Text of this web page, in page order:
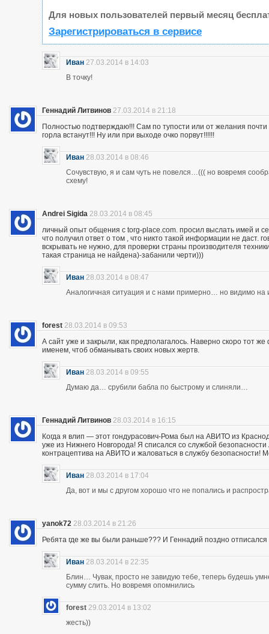
Для новых пользователей первый месяц
Зарегистрироваться в сервисе
Иван 27.03.2014 в 14:03
В точку!
Геннадий Литвинов 27.03.2014 в 21:18
Полностью подтверждаю!!! Сам по тупости или от желания
горла встанут!!! Ну или при выходе очко порвут!!!!!!
Иван 28.03.2014 в 08:46
Сочувствую, я и сам чуть не повелся…((( но вовремя
схему!
Andrei Sigida 28.03.2014 в 08:45
личный опыт общения с torg-place.com. просил выслать имей и
что получил ответ о том , что никто такой информации не
вскрывать не нужно, для проверки страны производителя
такая страница не найдена)-забанили черти)))
Иван 28.03.2014 в 08:47
Аналогичная ситуация и с нами примерно… но видимо на
forest 28.03.2014 в 09:53
А сайт уже и закрыли, как предполагалось. Наверно скоро тот
именем, чтоб обманывать своих новых жертв.
Иван 28.03.2014 в 09:55
Думаю да… срубили бабла по быстрому и слиняли…
Геннадий Литвинов 28.03.2014 в 16:15
Когда я влип — этот гондурасович-Рома был на АВИТО из
уже из Нижнего Новгорода! Я списался со службой
контрацептива на АВИТО и жаловаться в службу безопасности!
Иван 28.03.2014 в 17:04
Да, вот и мы с другом хорошо что не попались и
yanok72 28.03.2014 в 21:26
Ребята где же вы были раньше??? И Геннадий поздно
Иван 28.03.2014 в 22:35
Блин… Чувак, просто не завидую тебе, теперь будешь
сумму слить. Но вовремя опомнились
forest 29.03.2014 в 13:02
жесть))